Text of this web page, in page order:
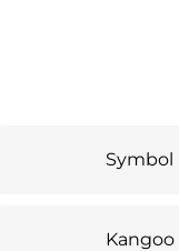
Symbol
Kangoo